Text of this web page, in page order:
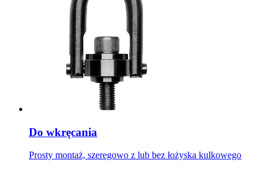
Do wkręcania
Prosty montaż, szeregowo z lub bez łożyska kulkowego